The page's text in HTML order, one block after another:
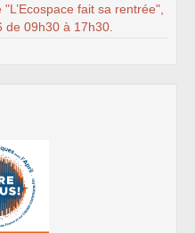
fait sa rentrée",
09h30 à 17h30.